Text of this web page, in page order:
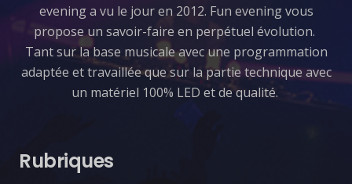
evening a vu le jour en 2012. Fun evening vous
propose un savoir-faire en perpétuel évolution.
Tant sur la base musicale avec une programmation
adaptée et travaillée que sur la partie technique avec
un matériel 100% LED et de qualité.
Rubriques